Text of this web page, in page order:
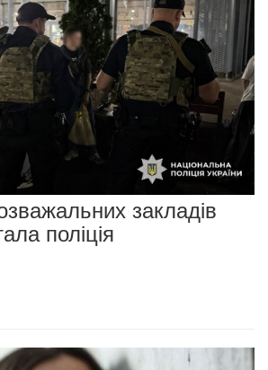
закладів
поліція